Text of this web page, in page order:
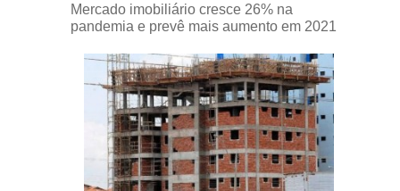
Mercado imobiliário cresce 26% na
pandemia e prevê mais aumento em 2021